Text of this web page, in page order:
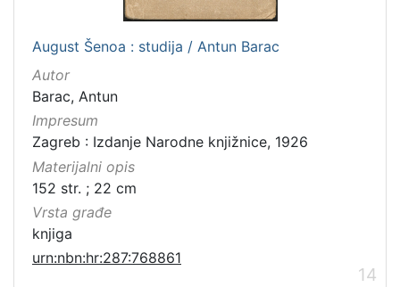
August Šenoa : studija / Antun Barac
Autor
Barac, Antun
Impresum
Zagreb : Izdanje Narodne knjižnice, 1926
Materijalni opis
152 str. ; 22 cm
Vrsta građe
knjiga
urn:nbn:hr:287:768861
14